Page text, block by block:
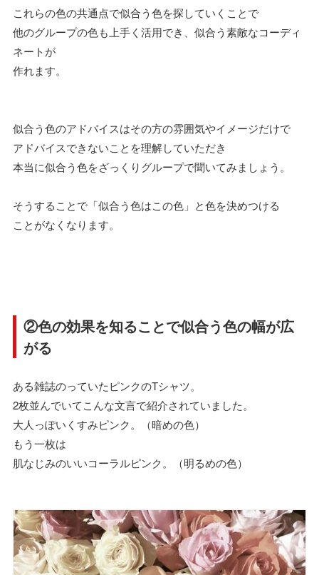
これらの色の共通点で似合う色を探していくことで
他のグループの色も上手く活用でき、似合う素敵なコーディ
ネートが
作れます。
似合う色のアドバイスはその方の雰囲気やイメージだけで
アドバイスできないことを理解していただき
本当に似合う色をざっくりグループで聞いてみましょう。
そうすることで「似合う色はこの色」と色を決めつける
ことがなくなります。
②色の効果を知ることで似合う色の幅が広
がる
ある雑誌のっていたピンクのTシャツ。
2枚並んでいてこんな文言で紹介されていました。
大人っぽいくすみピンク。（暗めの色）
もう一枚は
肌なじみのいいコーラルピンク。（明るめの色）